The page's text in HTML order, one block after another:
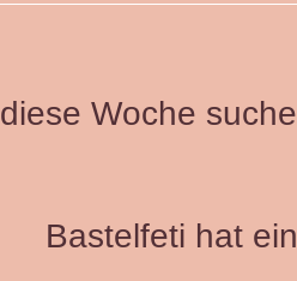
diese Woche
Bastelfeti hat